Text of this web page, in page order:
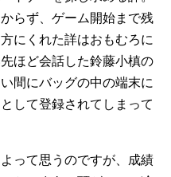
らず、ゲーム開始まで残
にくれた詳はおもむろに
ほど会話した鈴藤小槙の
間にバッグの中の端末に
して登録されてしまって
って思うのですが、成績